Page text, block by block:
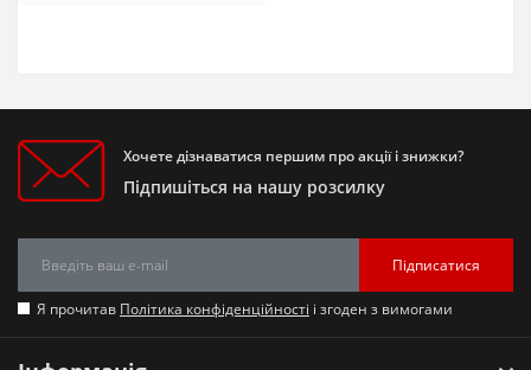
Хочете дізнаватися першим про акції і знижки?
Підпишіться на нашу розсилку
Підписатися
Я прочитав Політика конфіденційності і згоден з вимогами